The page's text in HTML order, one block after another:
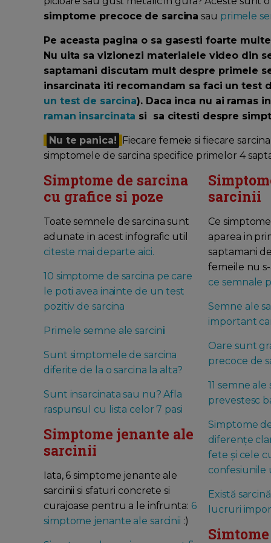
simptome precoce de sarcina sau primele
Pe aceasta pagina o sa gasesti foarte
Nu uita sa vizionezi materialele video din
saptamani discutam mult despre primele
insarcinata iti recomandam sa faci un test
un test de sarcina). Daca inca nu ai ramas
raman insarcinata si sa citesti despre
Nu te panica!
Fiecare femeie si fiecare
simptomele de sarcina specifice primelor 4
Simptome de sarcina
cu grafice si poze
Toate semnele de sarcina sunt
adunate in acest infografic util
citeste mai departe aici.
10 simptome de sarcina pe care
le poti avea inainte de un test
pozitiv de sarcina
Primele semne ale sarcinii
Sunt simptomele de sarcina
diferite de la o sarcina la alta?
Sunt insarcinata sau nu? Afla
raspunsul cu lista celor 7 pasi
Simptome jenante ale
sarcinii
Iata, 6 simptome jenante ale
sarcinii si sfaturi concrete si
curajoase pentru a le infrunta: 6
simptome jenante ale sarcinii :)
sarcinii
Ce
aparea in
saptamani
femeile nu
ce semnale
Semne ale
important
Oare sunt
precoce de
11 semne ale
prevestesc
Simptome
diferențe
fete și cele
confesiunile
Există
lucruri